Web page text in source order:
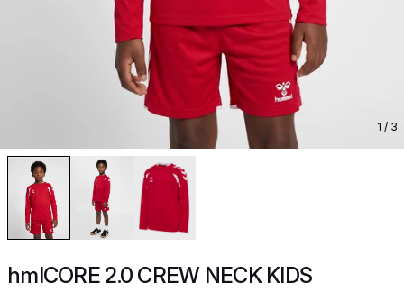
1 / 3
hmlCORE 2.0 CREW NECK KIDS